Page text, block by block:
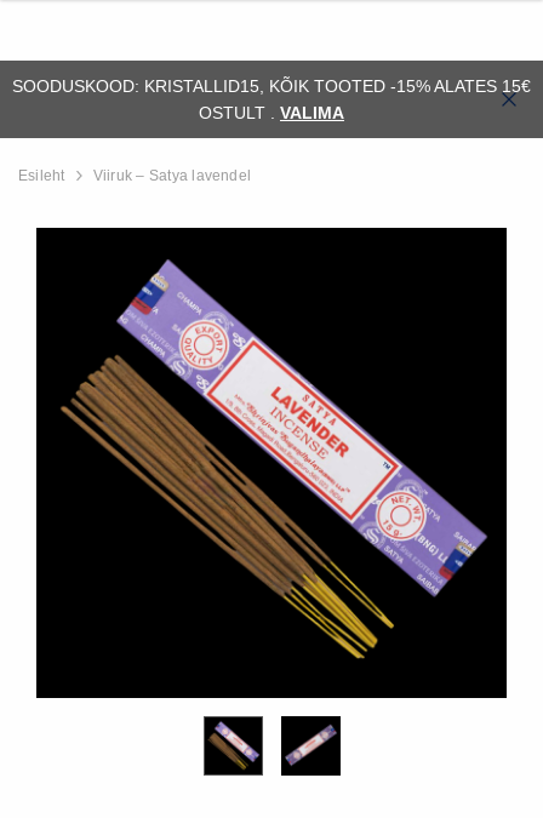
SOODUSKOOD: KRISTALLID15, KÕIK TOOTED -15% ALATES 15€
OSTULT . VALIMA
Esileht Viiruk – Satya lavendel
Alus - orthoceras (fossiil) Fossiil -
58,95 €